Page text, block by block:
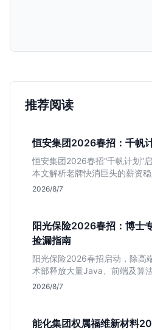
推荐阅读
恒安集团2026春招：千帆
恒安集团2026春招“千帆计划”
本文解析老牌快消巨头的薪资
策链条长的局限，帮你判断是否
2026/8/7
阳光保险2026春招：博士
捡漏指南
阳光保险2026春招启动，除高
术部释放大量Java、前端及算
校招门槛，分析技术岗需求与
2026/8/7
能化集团权属福维新材料